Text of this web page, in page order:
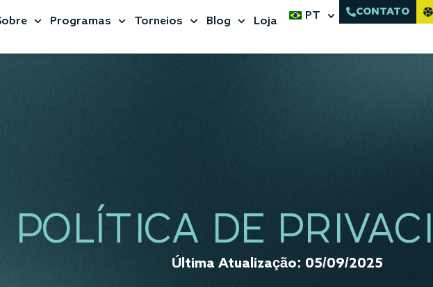
Programas Torneios Blog Loja PT CONTATO
POLÍTICA DE
Última Atualização: 05/09/2025